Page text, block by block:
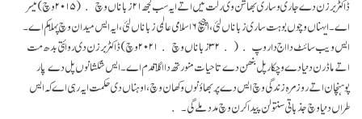
ڈاکٹر برزن دے جاری و ساری بھاشن وی رلت نیں اتے ایہ سب کجھ ۲۱ زباناں وچ (۲۰۱۵ وچ) میسر
اے۔ ایہناں وچوں بوہت ساری زباناں لئی، اچیچ ۶ اسلامی عالمی زباناں لئی، ایہ ایس میدان وچ پہلا کم اے۔
ایس ویب سائٹ دا اج دا روپ ( ۳۲ زباناں وچ ۲۰۲۱ وچ) ڈاکٹر برزن دی روائتی بدھ مت
اتے ماڈرن دنیا دے وچکار پل بنھن دے تا حیات منورتھ دا اگلا قدم اے۔ ایس شکشا نوں پل دے پار
پوہنچان اتے روز مرہ زندگی وچ ایس دے پربھاؤ نوں وکھان وچ، اوہناں دی حکمت ایہ رہی اے کہ ایس
طراں دنیا وچ جذباتی سنتولن پیدا کرن وچ مدد ملے گی۔